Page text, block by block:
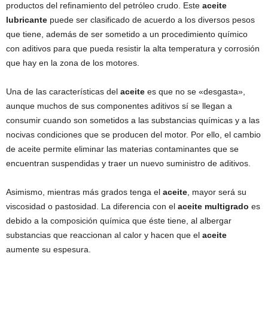
productos del refinamiento del petróleo crudo. Este aceite
lubricante puede ser clasificado de acuerdo a los diversos pesos
que tiene, además de ser sometido a un procedimiento químico
con aditivos para que pueda resistir la alta temperatura y corrosión
que hay en la zona de los motores.
Una de las características del aceite es que no se «desgasta»,
aunque muchos de sus componentes aditivos sí se llegan a
consumir cuando son sometidos a las substancias químicas y a las
nocivas condiciones que se producen del motor. Por ello, el cambio
de aceite permite eliminar las materias contaminantes que se
encuentran suspendidas y traer un nuevo suministro de aditivos.
Asimismo, mientras más grados tenga el aceite , mayor será su
viscosidad o pastosidad. La diferencia con el aceite multigrado es
debido a la composición química que éste tiene, al albergar
substancias que reaccionan al calor y hacen que el aceite
aumente su espesura.